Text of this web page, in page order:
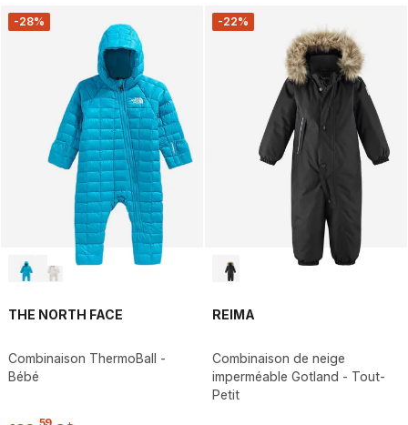
-28%
THE NORTH FACE
Combinaison ThermoBall -
Bébé
-22%
REIMA
Combinaison de neige
imperméable Gotland - Tout-
Petit